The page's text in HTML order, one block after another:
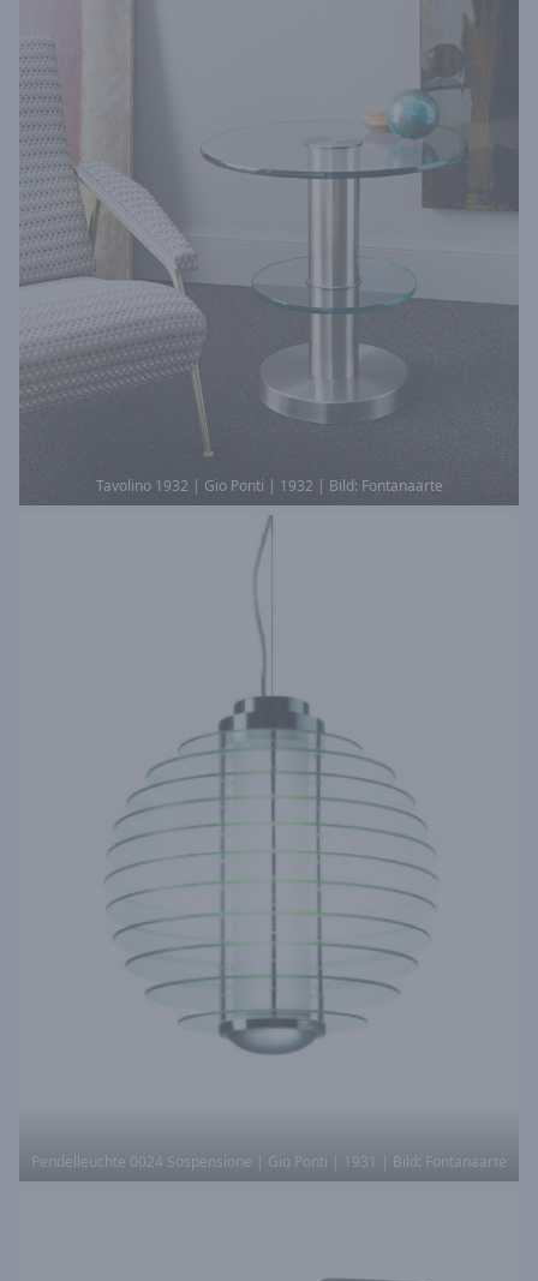
Tavolino 1932 | Gio Ponti | 1932 | Bild: Fontanaarte
Pendelleuchte 0024 Sospensione | Gio Ponti | 1931 | Bild: Fontanaarte